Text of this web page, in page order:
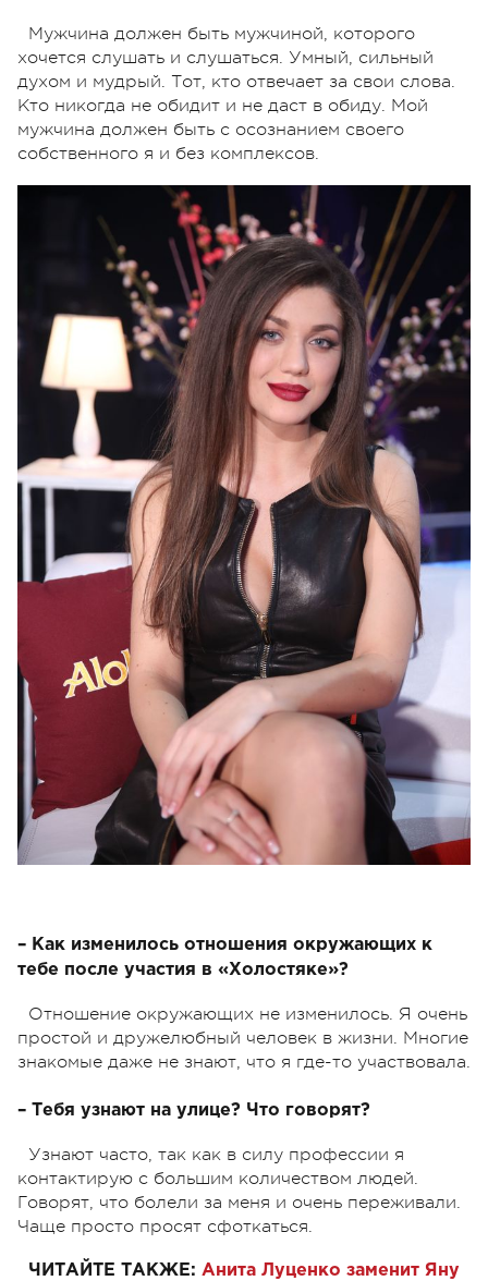
Мужчина должен быть мужчиной, которого
хочется слушать и слушаться. Умный, сильный
духом и мудрый. Тот, кто отвечает за свои слова.
Кто никогда не обидит и не даст в обиду. Мой
мужчина должен быть с осознанием своего
собственного я и без комплексов.
– Как изменилось отношения окружающих к
тебе после участия в «Холостяке»?
Отношение окружающих не изменилось. Я очень
простой и дружелюбный человек в жизни. Многие
знакомые даже не знают, что я где-то участвовала.
– Тебя узнают на улице? Что говорят?
Узнают часто, так как в силу профессии я
контактирую с большим количеством людей.
Говорят, что болели за меня и очень переживали.
Чаще просто просят сфоткаться.
ЧИТАЙТЕ ТАКЖЕ: Анита Луценко заменит Яну